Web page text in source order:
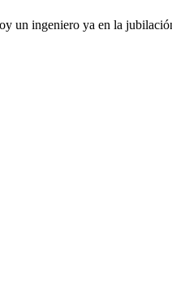
un ingeniero ya en la